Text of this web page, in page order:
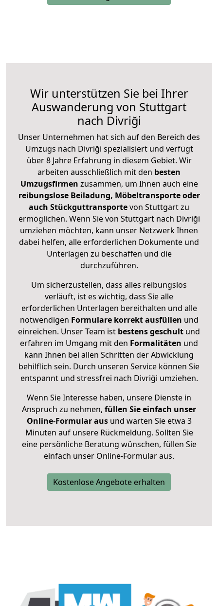
Wir unterstützen Sie bei Ihrer
Auswanderung von Stuttgart
nach Divriği
Unser Unternehmen hat sich auf den Bereich des
Umzugs nach Divriği spezialisiert und verfügt
über 8 Jahre Erfahrung in diesem Gebiet. Wir
arbeiten ausschließlich mit den besten
Umzugsfirmen zusammen, um Ihnen auch eine
reibungslose Beiladung, Möbeltransporte oder
auch Stückguttransportevon Stuttgart zu
ermöglichen. Wenn Sie von Stuttgart nach Divriği
umziehen möchten, kann unser Netzwerk Ihnen
dabei helfen, alle erforderlichen Dokumente und
Unterlagen zu beschaffen und die
durchzuführen.
Um sicherzustellen, dass alles reibungslos
verläuft, ist es wichtig, dass Sie alle
erforderlichen Unterlagen bereithalten und alle
notwendigen Formulare korrekt ausfüllen und
einreichen. Unser Team ist bestens geschult und
erfahren im Umgang mit den Formalitäten und
kann Ihnen bei allen Schritten der Abwicklung
behilflich sein. Durch unseren Service können Sie
entspannt und stressfrei nach Divriği umziehen.
Wenn Sie Interesse haben, unsere Dienste in
Anspruch zu nehmen, füllen Sie einfach unser
Online-Formular ausund warten Sie etwa 3
Minuten auf unsere Rückmeldung. Sollten Sie
eine persönliche Beratung wünschen, füllen Sie
einfach unser Online-Formular aus.
Kostenlose Angebote erhalten